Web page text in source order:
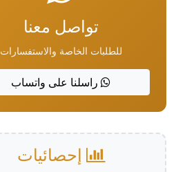
تواصل معنا
للطلبات الخاصة والاستفسارات
راسلنا على واتساب
إحصائيات